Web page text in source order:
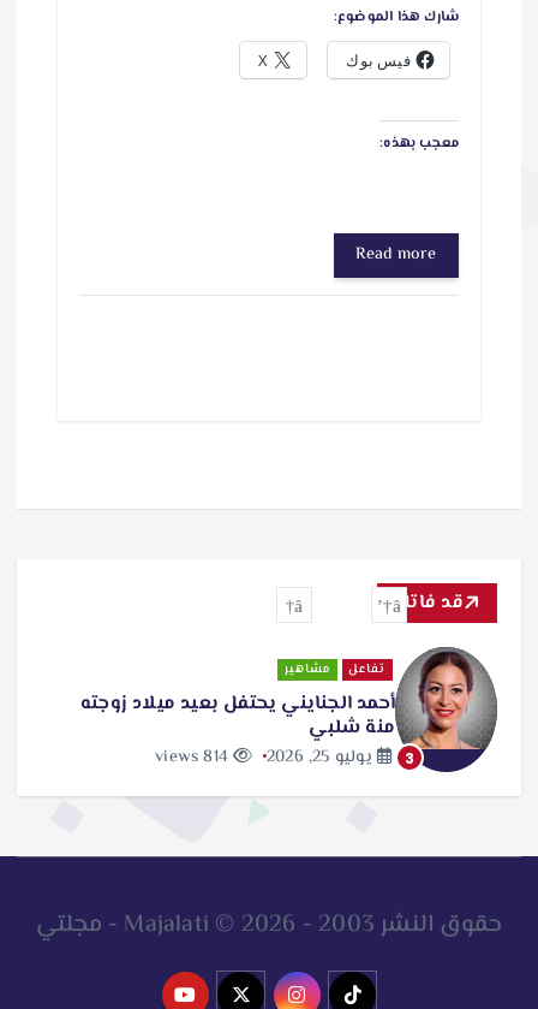
شارك هذا الموضوع:
فيس بوك X
معجب بهذه:
Read more
قد فاتك
3
تفاعل مشاهير
أحمد الجنايني يحتفل بعيد ميلاد زوجته
منة شلبي
يوليو 25, 2026 814 views
حقوق النشر 2003 - 2026 © Majalati - مجلتي